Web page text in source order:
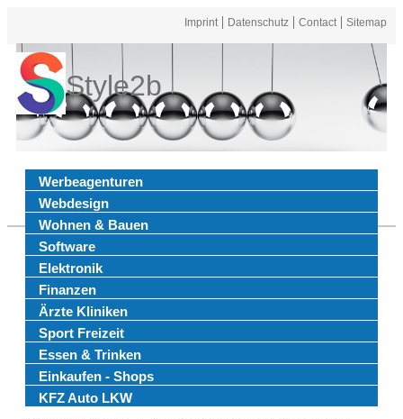
Imprint Datenschutz Contact Sitemap
Style2b
Werbeagenturen
Webdesign
Wohnen & Bauen
Software
Elektronik
Finanzen
Ärzte Kliniken
Sport Freizeit
Essen & Trinken
Einkaufen - Shops
KFZ Auto LKW